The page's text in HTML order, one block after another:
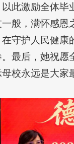
此激励全体毕
般，满怀感恩
守护人民健康
最后，她祝愿
校永远是大家